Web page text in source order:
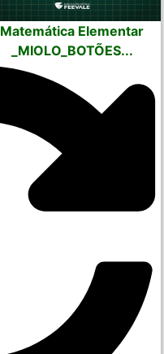
Matemática Elementar
_MIOLO_BOTÕES...